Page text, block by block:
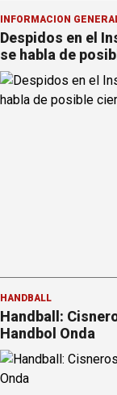
INFORMACION
Despidos en el
se habla de
HANDBALL
Handball:
Handbol Onda